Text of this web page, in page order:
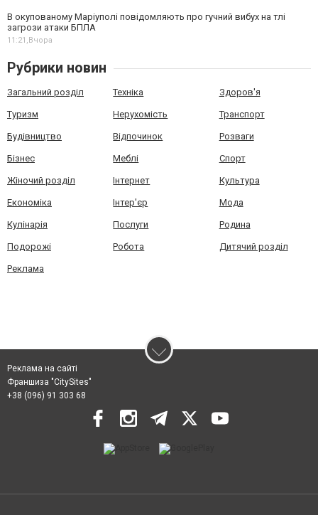
В окупованому Маріуполі повідомляють про гучний вибух на тлі
загрози атаки БПЛА
11:21,Вчора
Рубрики новин
Загальний розділ Техніка Здоров'я
Туризм Нерухомість Транспорт
Будівництво Відпочинок Розваги
Бізнес Меблі Спорт
Жіночий розділ Інтернет Культура
Економіка Інтер'єр Мода
Кулінарія Послуги Родина
Подорожі Робота Дитячий розділ
Реклама
Реклама на сайті
Франшиза "CitySites"
+38 (096) 91 303 68